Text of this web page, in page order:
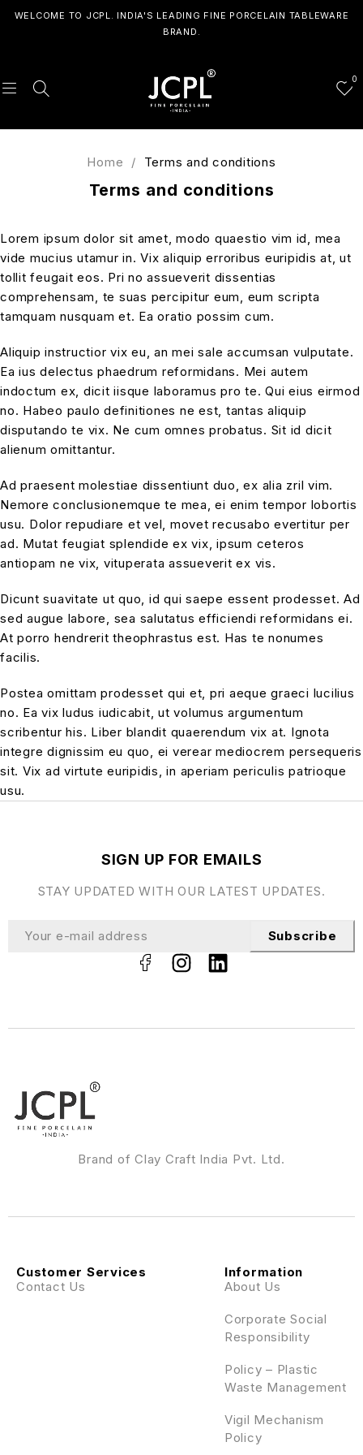
WELCOME TO JCPL. INDIA'S LEADING FINE PORCELAIN TABLEWARE
BRAND.
0
Terms and conditions
Home / Terms and conditions
Lorem ipsum dolor sit amet, modo quaestio vim id, mea
vide mucius utamur in. Vix aliquip erroribus euripidis at, ut
tollit feugait eos. Pri no assueverit dissentias
comprehensam, te suas percipitur eum, eum scripta
tamquam nusquam et. Ea oratio possim cum.
Aliquip instructior vix eu, an mei sale accumsan vulputate.
Ea ius delectus phaedrum reformidans. Mei autem
indoctum ex, dicit iisque laboramus pro te. Qui eius eirmod
no. Habeo paulo definitiones ne est, tantas aliquip
disputando te vix. Ne cum omnes probatus. Sit id dicit
alienum omittantur.
Ad praesent molestiae dissentiunt duo, ex alia zril vim.
Nemore conclusionemque te mea, ei enim tempor lobortis
usu. Dolor repudiare et vel, movet recusabo evertitur per
ad. Mutat feugiat splendide ex vix, ipsum ceteros
antiopam ne vix, vituperata assueverit ex vis.
Dicunt suavitate ut quo, id qui saepe essent prodesset. Ad
sed augue labore, sea salutatus efficiendi reformidans ei.
At porro hendrerit theophrastus est. Has te nonumes
facilis.
Postea omittam prodesset qui et, pri aeque graeci lucilius
no. Ea vix ludus iudicabit, ut volumus argumentum
scribentur his. Liber blandit quaerendum vix at. Ignota
integre dignissim eu quo, ei verear mediocrem persequeris
sit. Vix ad virtute euripidis, in aperiam periculis patrioque
usu.
Brand of Clay Craft India Pvt. Ltd.
Information
About Us
Corporate Social
Responsibility
Policy – Plastic
Waste Management
Vigil Mechanism
Policy
Customer Services
Contact Us
SIGN UP FOR EMAILS
STAY UPDATED WITH OUR LATEST UPDATES.
Subscribe